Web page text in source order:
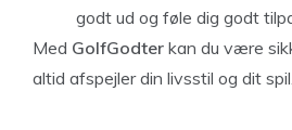
godt ud og føle dig godt
Med GolfGodter kan du være
altid afspejler din livsstil og dit spil.